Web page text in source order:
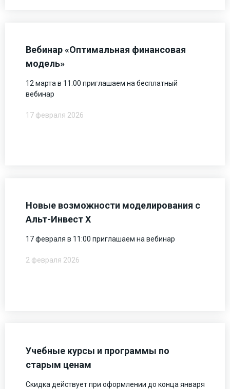
Вебинар «Оптимальная финансовая
модель»
12 марта в 11:00 приглашаем на бесплатный
вебинар
17 февраля 2026
Новые возможности моделирования с
Альт-Инвест Х
17 февраля в 11:00 приглашаем на вебинар
2 февраля 2026
Учебные курсы и программы по
старым ценам
Скидка действует при оформлении до конца января